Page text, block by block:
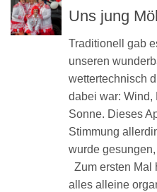
Uns jung
Traditionell gab
unseren
wettertechnisch
dabei war: Wind,
Sonne. Dieses
Stimmung
wurde
Zum ersten Mal
alles alleine